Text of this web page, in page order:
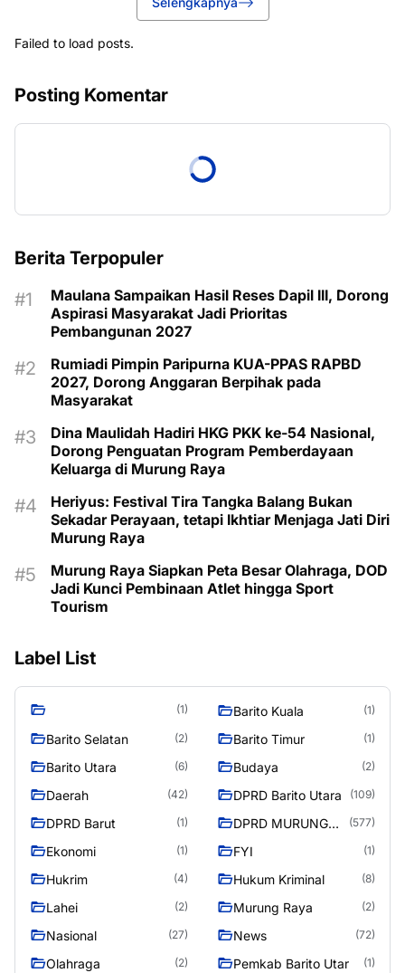
Failed to load posts.
Posting Komentar
Berita Terpopuler
Maulana Sampaikan Hasil Reses Dapil III, Dorong
Aspirasi Masyarakat Jadi Prioritas
Pembangunan 2027
Rumiadi Pimpin Paripurna KUA-PPAS RAPBD
2027, Dorong Anggaran Berpihak pada
Masyarakat
Dina Maulidah Hadiri HKG PKK ke-54 Nasional,
Dorong Penguatan Program Pemberdayaan
Keluarga di Murung Raya
Heriyus: Festival Tira Tangka Balang Bukan
Sekadar Perayaan, tetapi Ikhtiar Menjaga Jati Diri
Murung Raya
Murung Raya Siapkan Peta Besar Olahraga, DOD
Jadi Kunci Pembinaan Atlet hingga Sport
Tourism
Label List
(1) Barito Kuala (1)
Barito Selatan (2) Barito Timur (1)
Barito Utara (6) Budaya (2)
Daerah (42) DPRD Barito Utara (109)
DPRD Barut (1)
DPRD MURUNG
(577)
Ekonomi (1) FYI (1)
Hukrim (4) Hukum Kriminal (8)
Lahei (2) Murung Raya (2)
Nasional (27) News (72)
Olahraga (2) Pemkab Barito Utar (1)